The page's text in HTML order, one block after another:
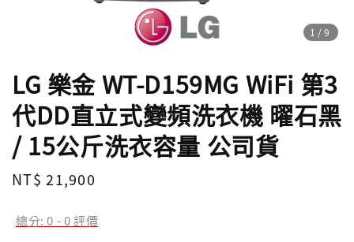
1 /9
LG 樂金 WT-D159MG WiFi 第3
代DD直立式變頻洗衣機 曜石黑
/ 15公斤洗衣容量 公司貨
Regular
NT$ 21,900
總分:0 -0評價